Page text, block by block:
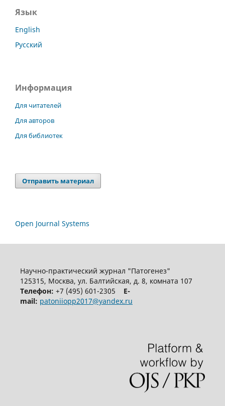
Язык
English
Русский
Информация
Для читателей
Для авторов
Для библиотек
Отправить материал
Open Journal Systems
Научно-практический журнал "Патогенез"
125315, Москва, ул. Балтийская, д. 8, комната 107
Телефон: +7 (495) 601-2305 E-
mail: patoniiopp2017@yandex.ru